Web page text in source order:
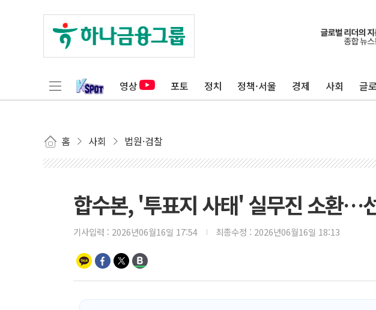
영상 포토 정치 정책·서울 경제 사회 글
홈 사회 법원·검찰
합수본, '투표지 사태' 실무진 소환…
기사입력 : 2026년06월16일 17:54 최종수정 : 2026년06월16일 18:13